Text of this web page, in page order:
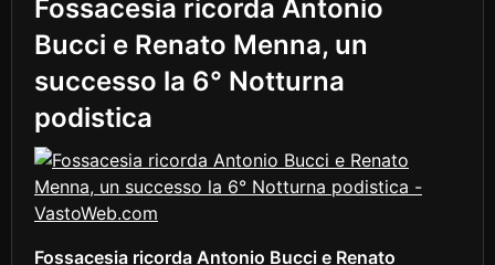
Fossacesia ricorda Antonio
Bucci e Renato Menna, un
successo la 6° Notturna
podistica
Fossacesia ricorda Antonio Bucci e Renato